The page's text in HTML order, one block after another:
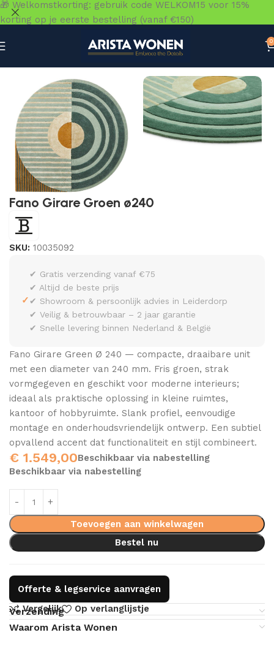
0
Fano Girare Groen ø240
SKU: 10035092
✓
✔ Gratis verzending vanaf €75
✔ Altijd de beste prijs
✔ Showroom & persoonlijk advies in Leiderdorp
✔ Veilig & betrouwbaar – 2 jaar garantie
✔ Snelle levering binnen Nederland & België
Fano Girare Green Ø 240 — compacte, draaibare unit
met een diameter van 240 mm. Fris groen, strak
vormgegeven en geschikt voor moderne interieurs;
ideaal als praktische oplossing in kleine ruimtes,
kantoor of hobbyruimte. Slank profiel, eenvoudige
montage en onderhoudsvriendelijk ontwerp. Een subtiel
opvallend accent dat functionaliteit en stijl combineert.
€ 1.549,00Beschikbaar via nabestelling
Beschikbaar via nabestelling
Toevoegen aan winkelwagen
Bestel nu
Offerte & legservice aanvragen
Vergelijk
Op verlanglijstje
Verzending
Waarom Arista Wonen
🎁 Welkomstkorting: gebruik code WELKOM15 voor 15%
korting op je eerste bestelling (vanaf €150)